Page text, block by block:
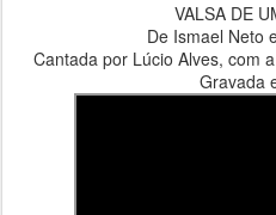
VALSA DE
De Ismael Neto
Cantada por Lúcio Alves, com
Gravada